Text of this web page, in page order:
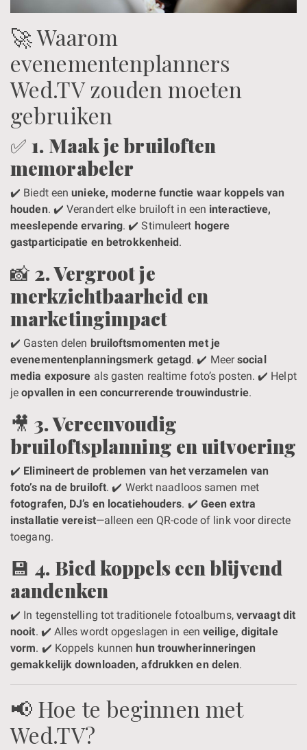
🚀 Waarom
evenementenplanners
Wed.TV zouden moeten
gebruiken
✅1. Maak je bruiloften
memorabeler
✔️ Biedt eenunieke, moderne functie waar koppels van
houden. ✔️ Verandert elke bruiloft in een interactieve,
meeslepende ervaring. ✔️ Stimuleert hogere
gastparticipatie en betrokkenheid.
📸 2. Vergroot je
merkzichtbaarheid en
marketingimpact
✔️ Gasten delen bruiloftsmomenten met je
evenementenplanningsmerk getagd. ✔️ Meersocial
media exposure als gasten realtime foto’s posten. ✔️ Helpt
jeopvallen in een concurrerende trouwindustrie.
🎥3. Vereenvoudig
bruiloftsplanning en uitvoering
✔️ Elimineert de problemen van het verzamelen van
foto’s na de bruiloft. ✔️ Werkt naadloos samen met
fotografen, DJ’s en locatiehouders. ✔️ Geen extra
installatie vereist—alleen een QR-code of link voor directe
toegang.
💾 4. Bied koppels een blijvend
aandenken
✔️ In tegenstelling tot traditionele fotoalbums, vervaagt dit
nooit. ✔️ Alles wordt opgeslagen in een veilige, digitale
vorm. ✔️ Koppels kunnenhun trouwherinneringen
gemakkelijk downloaden, afdrukken en delen.
📢 Hoe te beginnen met
Wed.TV?